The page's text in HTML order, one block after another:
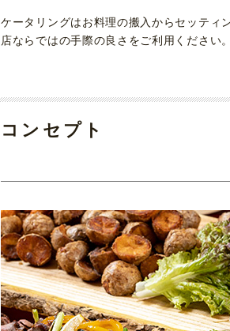
ケータリングはお料理の搬入からセッティ
店ならではの手際の良さをご利用ください。
コンセプト